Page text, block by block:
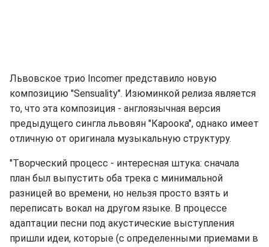
Львовское трио Incomer представило новую
композицию "Sensuality". Изюминкой релиза является
то, что эта композиция - англоязычная версия
предыдущего сингла львовян "Кароока", однако имеет
отличную от оригинала музыкальную структуру.
"Творческий процесс - интересная штука: сначала
план был выпустить оба трека с минимальной
разницей во времени, но нельзя просто взять и
переписать вокал на другом языке. В процессе
адаптации песни под акустические выступления
пришли идеи, которые (с определенными приемами в